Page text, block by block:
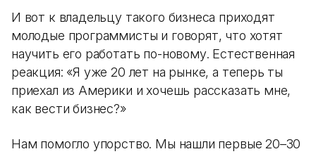
И вот к владельцу такого бизнеса приходят
молодые программисты и говорят, что хотят
научить его работать по-новому. Естественная
реакция: «Я уже 20 лет на рынке, а теперь ты
приехал из Америки и хочешь рассказать мне,
как вести бизнес?»
Нам помогло упорство. Мы нашли первые 20–30